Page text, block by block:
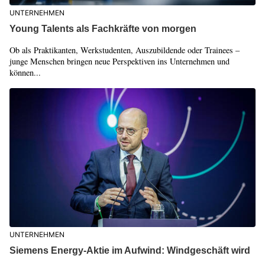
UNTERNEHMEN
Young Talents als Fachkräfte von morgen
Ob als Praktikanten, Werkstudenten, Auszubildende oder Trainees –
junge Menschen bringen neue Perspektiven ins Unternehmen und
können...
UNTERNEHMEN
Siemens Energy-Aktie im Aufwind: Windgeschäft wird